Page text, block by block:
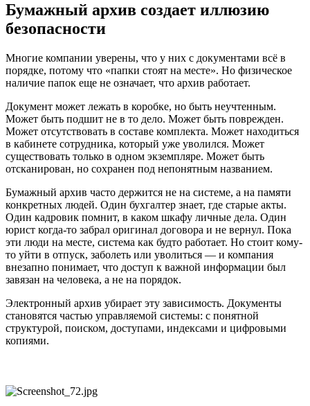
Бумажный архив создает иллюзию
безопасности
Многие компании уверены, что у них с документами всё в
порядке, потому что «папки стоят на месте». Но физическое
наличие папок еще не означает, что архив работает.
Документ может лежать в коробке, но быть неучтенным.
Может быть подшит не в то дело. Может быть поврежден.
Может отсутствовать в составе комплекта. Может находиться
в кабинете сотрудника, который уже уволился. Может
существовать только в одном экземпляре. Может быть
отсканирован, но сохранен под непонятным названием.
Бумажный архив часто держится не на системе, а на памяти
конкретных людей. Один бухгалтер знает, где старые акты.
Один кадровик помнит, в каком шкафу личные дела. Один
юрист когда-то забрал оригинал договора и не вернул. Пока
эти люди на месте, система как будто работает. Но стоит кому-
то уйти в отпуск, заболеть или уволиться — и компания
внезапно понимает, что доступ к важной информации был
завязан на человека, а не на порядок.
Электронный архив убирает эту зависимость. Документы
становятся частью управляемой системы: с понятной
структурой, поиском, доступами, индексами и цифровыми
копиями.